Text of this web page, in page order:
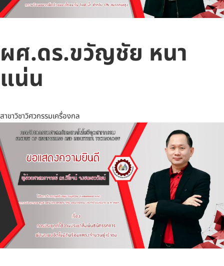
ผศ.ดร.ขวัญชัย หนา
แน่น
สาขาวิชาวิศวกรรมเครื่องกล